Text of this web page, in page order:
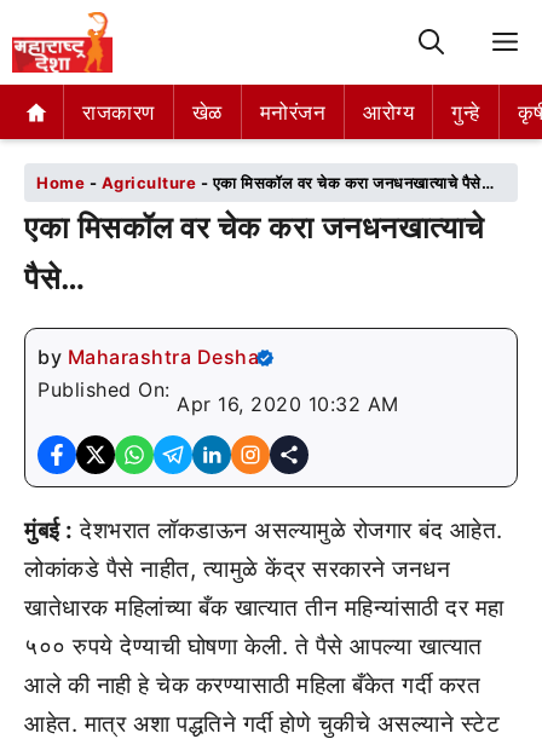
राजकारण खेळ मनोरंजन आरोग्य गुन्हे
राजकारण खेळ मनोरंजन आरोग्य गुन्हे
Home - Agriculture -एका मिसकॉल वर चेक करा जनधनखात्याचे पैसे…
एका मिसकॉल वर चेक करा जनधनखात्याचे
पैसे…
by Maharashtra Desha
Published On:
Apr 16, 2020 10:32 AM
मुंबई : देशभरात लॉकडाऊन असल्यामुळे रोजगार बंद आहेत.
लोकांकडे पैसे नाहीत, त्यामुळे केंद्र सरकारने जनधन
खातेधारक महिलांच्या बँक खात्यात तीन महिन्यांसाठी दर महा
५०० रुपये देण्याची घोषणा केली. ते पैसे आपल्या खात्यात
आले की नाही हे चेक करण्यासाठी महिला बँकेत गर्दी करत
आहेत. मात्र अशा पद्धतिने गर्दी होणे चुकीचे असल्याने स्टेट